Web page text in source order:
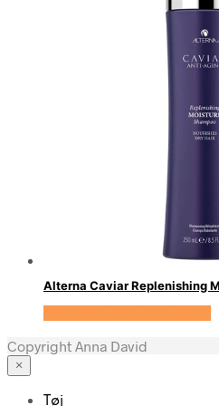
Alterna Caviar Replenishing
Copyright Anna David
×
Tøj